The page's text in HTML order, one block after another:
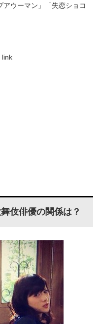
ウーマン」「失恋ショコ
link
伎俳優の関係は？